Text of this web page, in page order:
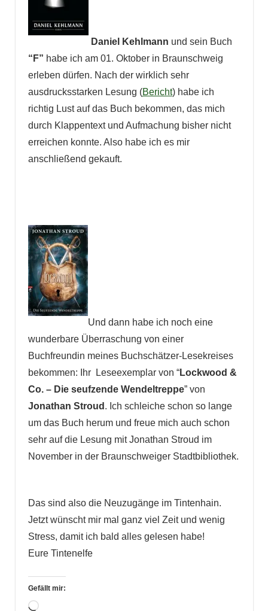
Daniel Kehlmann und sein Buch
“F” habe ich am 01. Oktober in Braunschweig
erleben dürfen. Nach der wirklich sehr
ausdrucksstarken Lesung (Bericht) habe ich
richtig Lust auf das Buch bekommen, das mich
durch Klappentext und Aufmachung bisher nicht
erreichen konnte. Also habe ich es mir
anschließend gekauft.
Und dann habe ich noch eine
wunderbare Überraschung von einer
Buchfreundin meines Buchschätzer-Lesekreises
bekommen: Ihr Leseexemplar von “Lockwood &
Co. – Die seufzende Wendeltreppe” von
Jonathan Stroud . Ich schleiche schon so lange
um das Buch herum und freue mich auch schon
sehr auf die Lesung mit Jonathan Stroud im
November in der Braunschweiger Stadtbibliothek.
Das sind also die Neuzugänge im Tintenhain.
Jetzt wünscht mir mal ganz viel Zeit und wenig
Stress, damit ich bald alles gelesen habe!
Eure Tintenelfe
Gefällt mir:
Wird